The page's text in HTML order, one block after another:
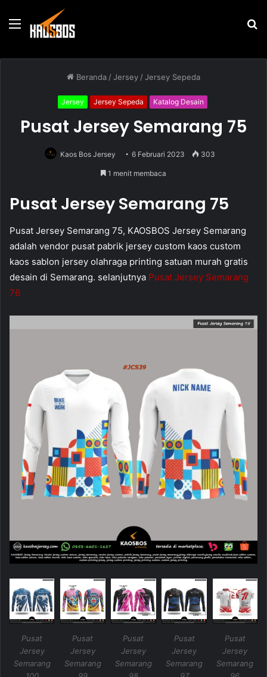
Menu
Beranda /Jersey /Jersey Sepeda
Jersey Jersey Sepeda Katalog Desain
Pusat Jersey Semarang 75
Kaos Bos Jersey 6 Februari 2023 303
1 menit membaca
Pusat Jersey Semarang 75
Pusat Jersey Semarang 75, KAOSBOS Jersey Semarang
adalah vendor pusat pabrik jersey custom kaos custom
kaos sablon jersey olahraga printing satuan murah gratis
desain di Semarang. selanjutnya Pusat Jersey Semarang
76
Pusat
Jersey
Semarang
Pusat
Jersey
Semarang
Pusat
Jersey
Semarang
Pusat
Jersey
Semarang
Pusat
Jersey
Semarang